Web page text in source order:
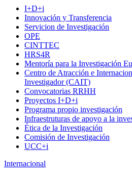
I+D+i
Innovación y Transferencia
Servicion de Investigación
OPE
CINTTEC
HRS4R
Mentoría para la Investigación
Centro de Atracción e
Investigador (CAIT)
Convocatorias RRHH
Proyectos I+D+i
Programa propio investigación
Infraestruturas de apoyo a la
Ética de la Investigación
Comisión de Investigación
UCC+i
Internacional